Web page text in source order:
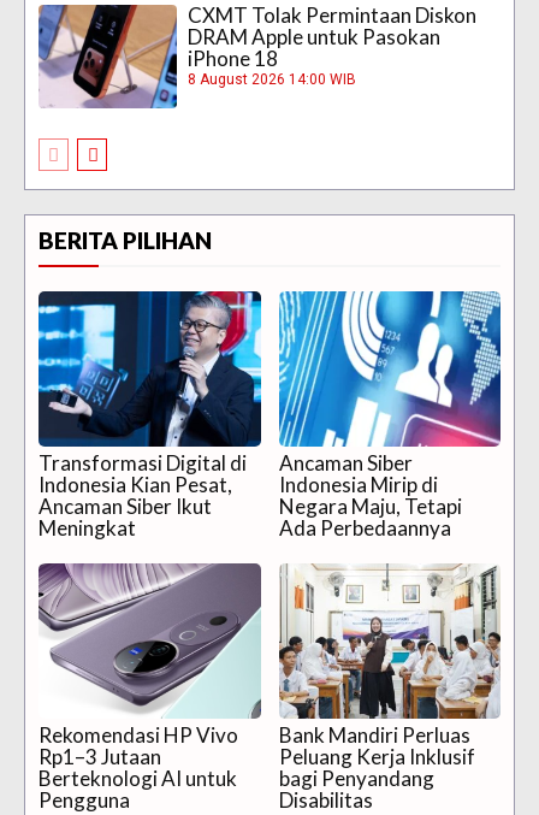
CXMT Tolak Permintaan Diskon
DRAM Apple untuk Pasokan
iPhone 18
8 August 2026 14:00 WIB
BERITA PILIHAN
Transformasi Digital di
Indonesia Kian Pesat,
Ancaman Siber Ikut
Meningkat
Ancaman Siber
Indonesia Mirip di
Negara Maju, Tetapi
Ada Perbedaannya
Rekomendasi HP Vivo
Rp1–3 Jutaan
Berteknologi AI untuk
Pengguna
Bank Mandiri Perluas
Peluang Kerja Inklusif
bagi Penyandang
Disabilitas